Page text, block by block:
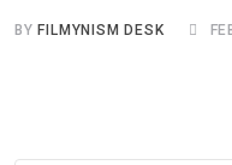
BY FILMYNISM DESK